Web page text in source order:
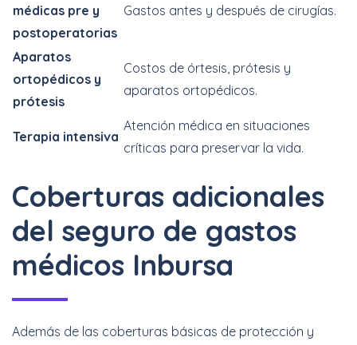
médicas pre y
postoperatorias
Gastos antes y después de cirugías.
Aparatos
ortopédicos y
prótesis
Costos de órtesis, prótesis y
aparatos ortopédicos.
Terapia intensiva
Atención médica en situaciones
críticas para preservar la vida.
Coberturas adicionales
del seguro de gastos
médicos Inbursa
Además de las coberturas básicas de protección y